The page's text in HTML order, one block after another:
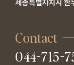
세종특별자치시
Contact
044-715-